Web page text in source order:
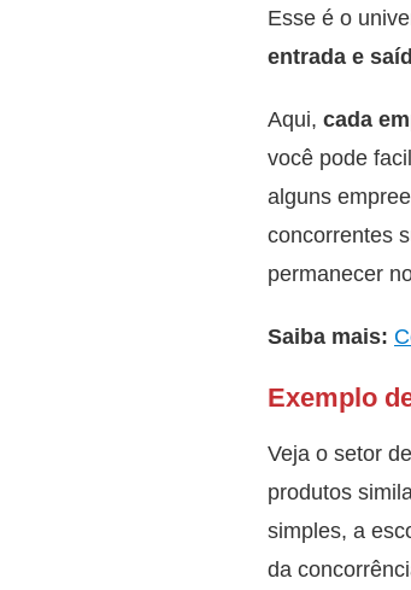
Esse é o
entrada e
Aqui, cada
você pode
alguns
concorrentes
permanecer
Saiba mais:
Exemplo
Veja o setor
produtos
simples, a
da